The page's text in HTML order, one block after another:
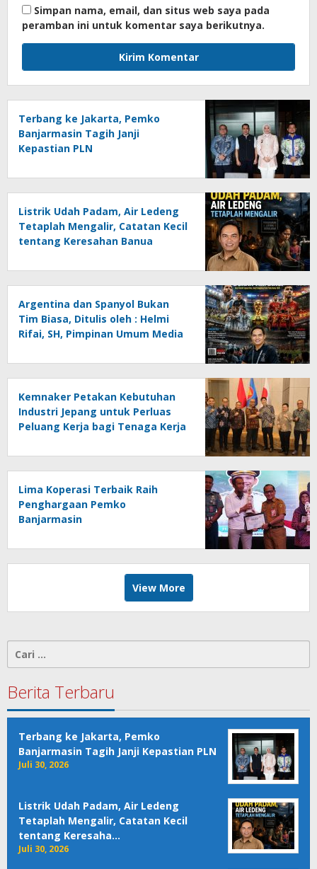
Simpan nama, email, dan situs web saya pada
peramban ini untuk komentar saya berikutnya.
Terbang ke Jakarta, Pemko
Banjarmasin Tagih Janji
Kepastian PLN
Listrik Udah Padam, Air Ledeng
Tetaplah Mengalir, Catatan Kecil
tentang Keresahan Banua
Ancaman Lingkungan, Oleh :
Helmi Rifai, SH
Argentina dan Spanyol Bukan
Tim Biasa, Ditulis oleh : Helmi
Rifai, SH, Pimpinan Umum Media
Kemnaker Petakan Kebutuhan
Industri Jepang untuk Perluas
Peluang Kerja bagi Tenaga Kerja
Lima Koperasi Terbaik Raih
Penghargaan Pemko
Banjarmasin
View More
Cari
untuk:
Berita Terbaru
Terbang ke Jakarta, Pemko
Banjarmasin Tagih Janji Kepastian PLN
Juli 30, 2026
Listrik Udah Padam, Air Ledeng
Tetaplah Mengalir, Catatan Kecil
tentang Keresaha…
Juli 30, 2026